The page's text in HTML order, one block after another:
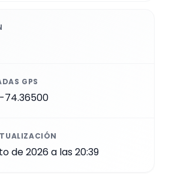
GPS
74.36500
de 2026 a las 20:39